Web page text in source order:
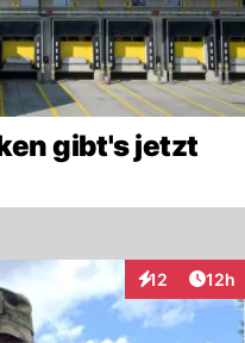
gibt's jetzt
12
Interaktionen
12h